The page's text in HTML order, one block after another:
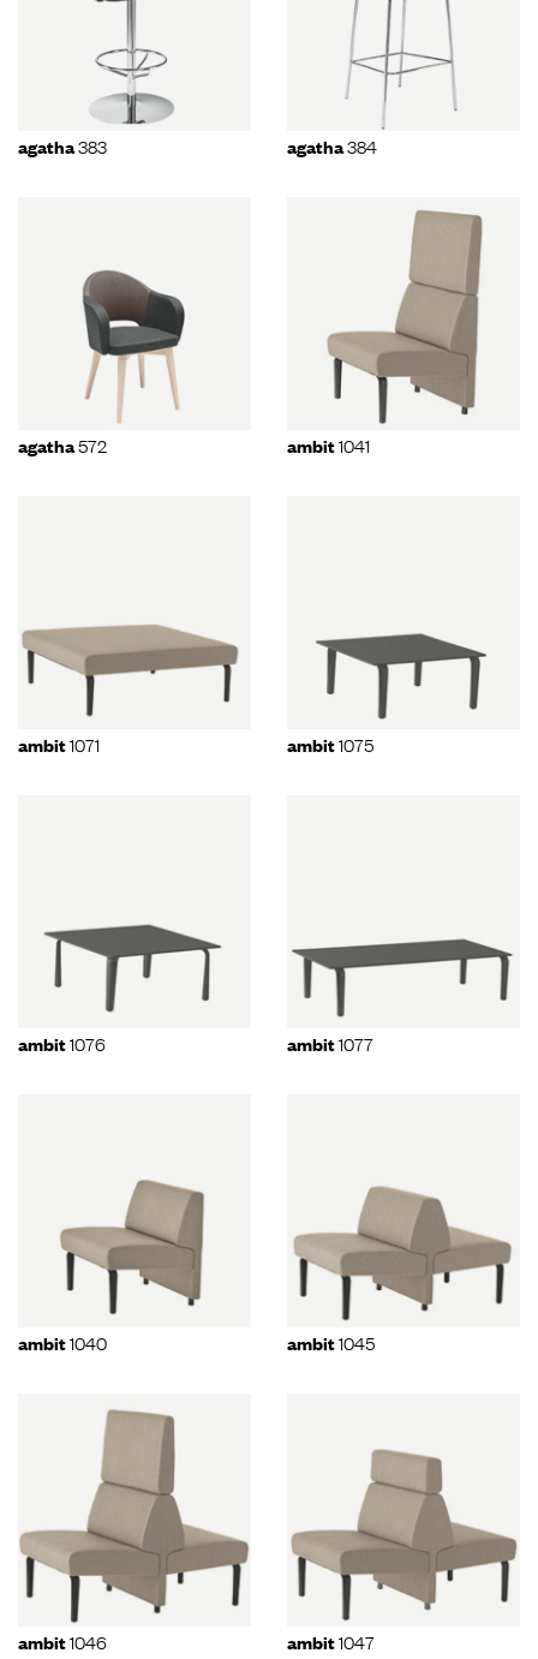
agatha383 agatha384
agatha572 ambit1041
ambit1071 ambit1075
ambit1076 ambit1077
ambit1040 ambit1045
ambit1046 ambit1047